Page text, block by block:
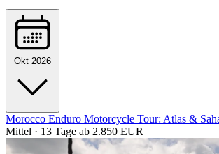
Okt 2026
Morocco Enduro Motorcycle Tour: Atlas &
Mittel · 13 Tage ab 2.850 EUR